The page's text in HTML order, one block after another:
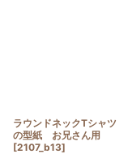
ラウンドネックTシャツ
の型紙 お兄さん用
[2107_b13]